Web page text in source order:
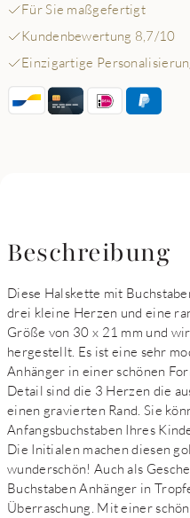
Für Sie maßgefertigt
Kundenbewertung 8,7/10
Einzigartige
Beschreibung
Diese Halskette mit
drei kleine Herzen und eine
Größe von 30 x 21 mm und
hergestellt. Es ist eine sehr
Anhänger in einer schönen
Detail sind die 3 Herzen die
einen gravierten Rand. Sie
Anfangsbuchstaben Ihres
Die Initialen machen diesen
wunderschön! Auch als
Buchstaben Anhänger in
Überraschung. Mit einer